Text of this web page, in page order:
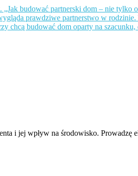
i jej wpływ na środowisko.